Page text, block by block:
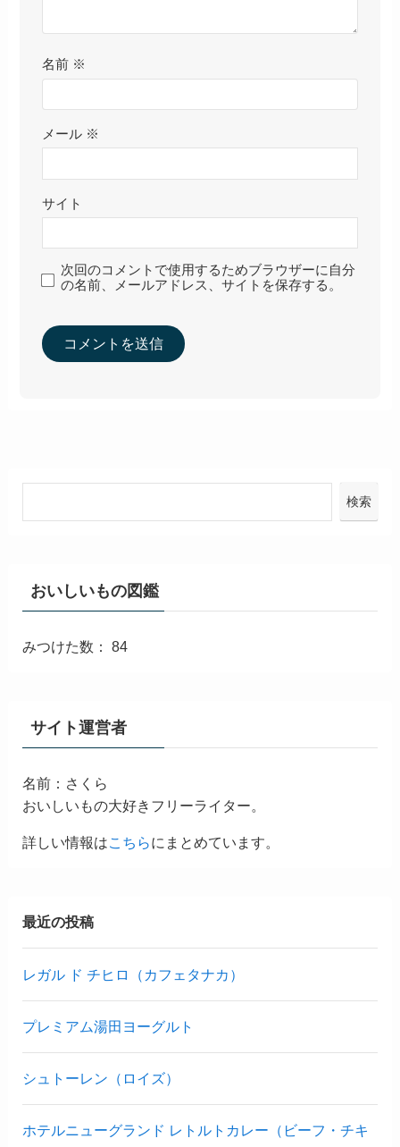
名前 ※
メール ※
サイト
次回のコメントで使用するためブラウザーに自分
の名前、メールアドレス、サイトを保存する。
検索
おいしいもの図鑑
みつけた数： 84
サイト運営者
名前：さくら
おいしいもの大好きフリーライター。
詳しい情報はこちらにまとめています。
最近の投稿
レガル ド チヒロ（カフェタナカ）
プレミアム湯田ヨーグルト
シュトーレン（ロイズ）
ホテルニューグランド レトルトカレー（ビーフ・チキ